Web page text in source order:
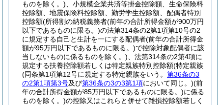
ものを除く。) 、小規模企業共済等掛金控除額、生命保険料
控除額、地震保険料控除額、勤労学生控除額、配偶者特別
控除額(所得割の納税義務者(前年の合計所得金額が900万円
以下であるものに限る。)の法第314条の2第1項第10号の2
に規定する自己と生計を一にする配偶者(前年の合計所得金
額が95万円以下であるものに限る。)で控除対象配偶者に該
当しないものに係るものを除く。) 、法第314条の2第4項に
規定する扶養控除額若しくは特定親族特別控除額(特定親族
(同条第1項第12号に規定する特定親族をいう。 第36条の3
の2第1項第3号及び第36条の3の3第1項において同じ。)(前
年の合計所得金額が85万円以下であるものに限る。)に係る
ものを除く。)の控除又はこれらと併せて雑損控除額若しく